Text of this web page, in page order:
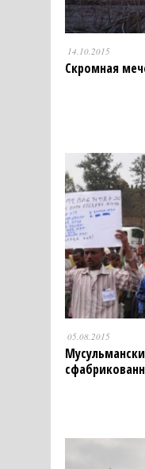
14.10.2015
Скромная
05.08.2015